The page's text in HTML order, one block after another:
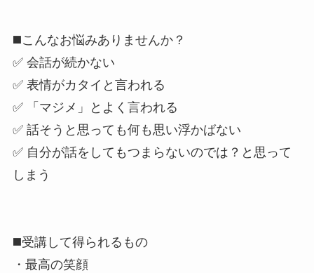
◼️こんなお悩みありませんか？
✅ 会話が続かない
✅ 表情がカタイと言われる
✅ 「マジメ」とよく言われる
✅ 話そうと思っても何も思い浮かばない
✅ 自分が話をしてもつまらないのでは？と思って
しまう
◼️受講して得られるもの
・最高の笑顔